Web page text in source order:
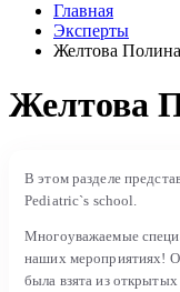
Главная
Эксперты
Желтова
Желтова
В этом разделе
Pediatric`s school.
Многоуважаемые
наших мероприятиях!
была взята из